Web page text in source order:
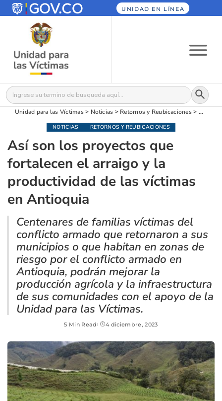
UNIDAD EN LÍNEA
Buscar: Botón
Unidad para las Víctimas> Noticias > Retornos y Reubicaciones> Así
NOTICIAS RETORNOS Y REUBICACIONES
Así son los proyectos que
fortalecen el arraigo y la
productividad de las víctimas
en Antioquia
Centenares de familias víctimas del
conflicto armado que retornaron a sus
municipios o que habitan en zonas de
riesgo por el conflicto armado en
Antioquia, podrán mejorar la
producción agrícola y la infraestructura
de sus comunidades con el apoyo de la
Unidad para las Víctimas.
5 Min Read 4 diciembre, 2023